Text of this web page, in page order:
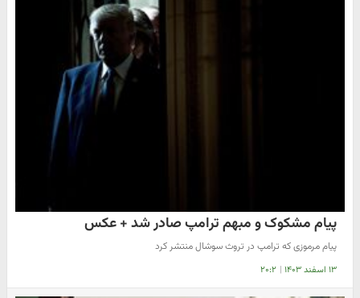
پیام مشکوک و مبهم ترامپ صادر شد + عکس
پیام مرموزی که ترامپ در تروث سوشال منتشر کرد
۱۳ اسفند ۱۴۰۳ | ۲۰:۲